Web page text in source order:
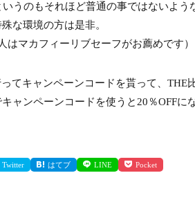
うのもそれほど普通の事ではないよう
な環境の方は是非。
はマカフィーリブセーフがお薦めです）
ってキャンペーンコードを貰って、THE
ャンペーンコードを使うと20％OFFに
Twitter はてブ LINE Pocket